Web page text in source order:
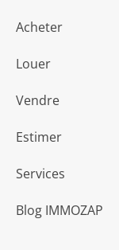
Acheter
Louer
Vendre
Estimer
Services
Blog IMMOZAP